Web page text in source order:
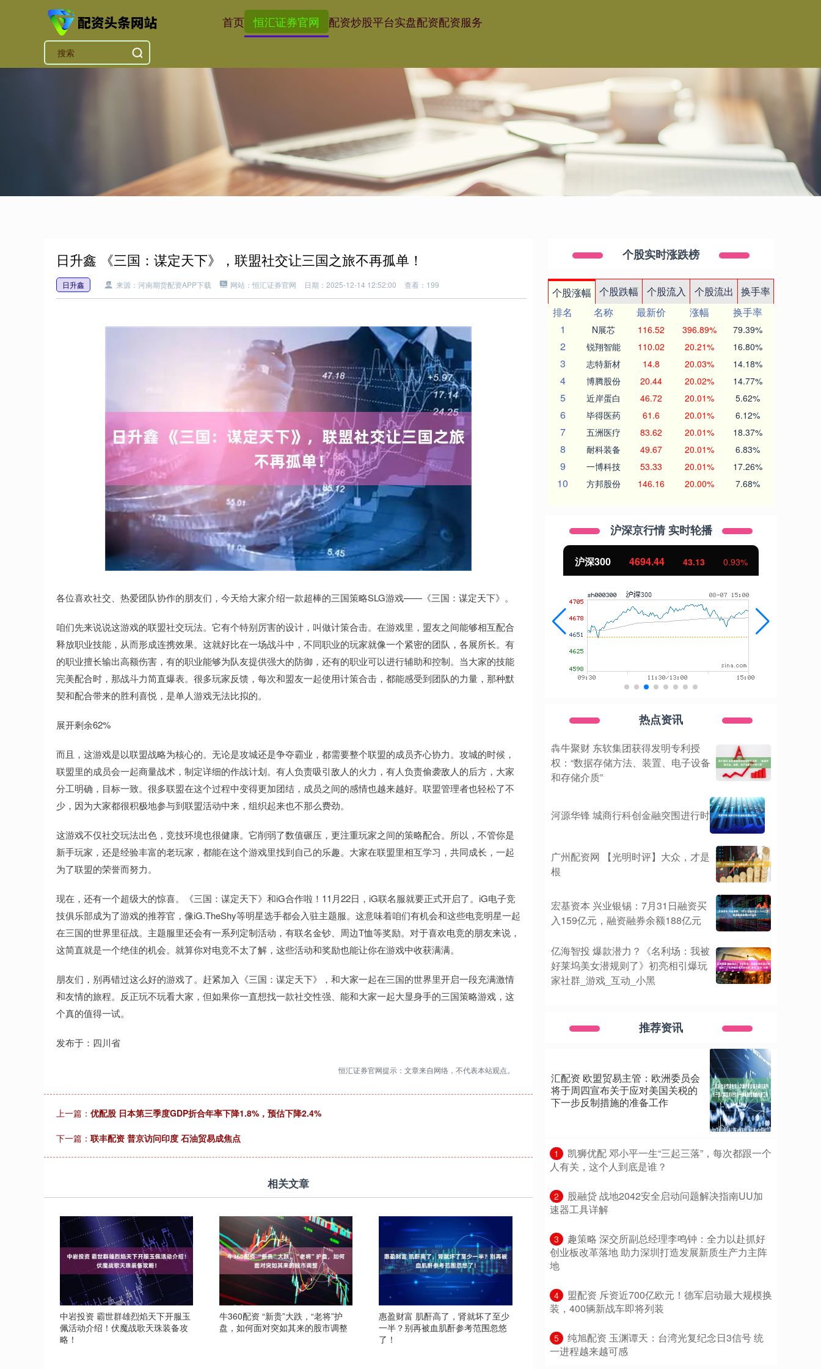
首页 恒汇证券官网 配资炒股平台实盘配资配资服务
日升鑫 《三国：谋定天下》，联盟社交让三国之旅不再孤单！
日升鑫 来源：河南期货配资APP下载 网站：恒汇证券官网 日期：2025-12-14 12:52:00 查看：199
各位喜欢社交、热爱团队协作的朋友们，今天给大家介绍一款超棒的三国策略SLG游戏——《三国：谋定天下》。
咱们先来说说这游戏的联盟社交玩法。它有个特别厉害的设计，叫做计策合击。在游戏里，盟友之间能够相互配合
释放职业技能，从而形成连携效果。这就好比在一场战斗中，不同职业的玩家就像一个紧密的团队，各展所长。有
的职业擅长输出高额伤害，有的职业能够为队友提供强大的防御，还有的职业可以进行辅助和控制。当大家的技能
完美配合时，那战斗力简直爆表。很多玩家反馈，每次和盟友一起使用计策合击，都能感受到团队的力量，那种默
契和配合带来的胜利喜悦，是单人游戏无法比拟的。
展开剩余62%
而且，这游戏是以联盟战略为核心的。无论是攻城还是争夺霸业，都需要整个联盟的成员齐心协力。攻城的时候，
联盟里的成员会一起商量战术，制定详细的作战计划。有人负责吸引敌人的火力，有人负责偷袭敌人的后方，大家
分工明确，目标一致。很多联盟在这个过程中变得更加团结，成员之间的感情也越来越好。联盟管理者也轻松了不
少，因为大家都很积极地参与到联盟活动中来，组织起来也不那么费劲。
这游戏不仅社交玩法出色，竞技环境也很健康。它削弱了数值碾压，更注重玩家之间的策略配合。所以，不管你是
新手玩家，还是经验丰富的老玩家，都能在这个游戏里找到自己的乐趣。大家在联盟里相互学习，共同成长，一起
为了联盟的荣誉而努力。
现在，还有一个超级大的惊喜。《三国：谋定天下》和iG合作啦！11月22日，iG联名服就要正式开启了。iG电子竞
技俱乐部成为了游戏的推荐官，像iG.TheShy等明星选手都会入驻主题服。这意味着咱们有机会和这些电竞明星一起
在三国的世界里征战。主题服里还会有一系列定制活动，有联名金钞、周边T恤等奖励。对于喜欢电竞的朋友来说，
这简直就是一个绝佳的机会。就算你对电竞不太了解，这些活动和奖励也能让你在游戏中收获满满。
朋友们，别再错过这么好的游戏了。赶紧加入《三国：谋定天下》，和大家一起在三国的世界里开启一段充满激情
和友情的旅程。反正玩不玩看大家，但如果你一直想找一款社交性强、能和大家一起大显身手的三国策略游戏，这
个真的值得一试。
发布于：四川省
恒汇证券官网提示：文章来自网络，不代表本站观点。
上一篇： 优配股 日本第三季度GDP折合年率下降1.8%，预估下降2.4%
下一篇： 联丰配资 普京访问印度 石油贸易成焦点
相关文章
中岩投资 霸世群雄烈焰天下开服玉
佩活动介绍！伏魔战歌天珠装备攻
略！
牛360配资 “新贵”大跌，“老将”护
盘，如何面对突如其来的股市调整
惠盈财富 肌酐高了，肾就坏了至少
一半？别再被血肌酐参考范围忽悠
了！
个股实时涨跌榜
个股涨幅 个股跌幅 个股流入 个股流出
换手率
排名
名称 最新价 涨幅
换手率
1
N展芯 116.52 396.89% 79.39%
2 锐翔智能 110.02 20.21% 16.80%
3 志特新材 14.8 20.03% 14.18%
4 博腾股份 20.44 20.02% 14.77%
5 近岸蛋白 46.72 20.01% 5.62%
6 毕得医药 61.6 20.01% 6.12%
7 五洲医疗 83.62 20.01% 18.37%
8 耐科装备 49.67 20.01% 6.83%
9 一博科技 53.33 20.01% 17.26%
10 方邦股份 146.16 20.00% 7.68%
沪深京行情 实时轮播
深证成指 14311.01 200.89 1.42% 沪深300 4694.44 43.13 北证50 1134.24 11.37 1.01%
热点资讯
犇牛聚财 东软集团获得发明专利授
权：“数据存储方法、装置、电子设备
和存储介质”
河源华锋 城商行科创金融突围进行时
广州配资网 【光明时评】大众，才是
根
宏基资本 兴业银锡：7月31日融资买
入159亿元，融资融券余额188亿元
亿海智投 爆款潜力？《名利场：我被
好莱坞美女潜规则了》初亮相引爆玩
家社群_游戏_互动_小黑
推荐资讯
汇配资 欧盟贸易主管：欧洲委员会
将于周四宣布关于应对美国关税的
下一步反制措施的准备工作
1
​凯狮优配 邓小平一生“三起三落”，每次都跟一个
人有关，这个人到底是谁？
2
​股融贷 战地2042安全启动问题解决指南UU加
速器工具详解
3
​趣策略 深交所副总经理李鸣钟：全力以赴抓好
创业板改革落地 助力深圳打造发展新质生产力主阵
地
4
​盟配资 斥资近700亿欧元！德军启动最大规模换
装，400辆新战车即将列装
5
​纯旭配资 玉渊谭天：台湾光复纪念日3信号 统
一进程越来越可感